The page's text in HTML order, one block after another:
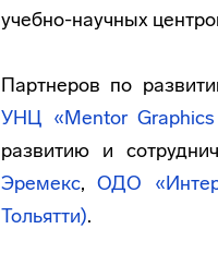
учебно-научных
Партнеров по
УНЦ «Mentor
развитию и
Эремекс,ОДО
Тольятти).